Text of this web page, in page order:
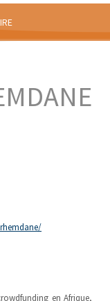
en Afrique,